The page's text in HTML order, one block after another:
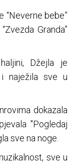
“Neverne bebe”
Granda”
Džejla je
i naježila sve u
dokazala
"Pogledaj
sve na noge.
sve u